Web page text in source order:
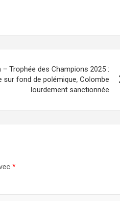
– Trophée des Champions 2025 :
sur fond de polémique, Colombe
lourdement sanctionnée
*